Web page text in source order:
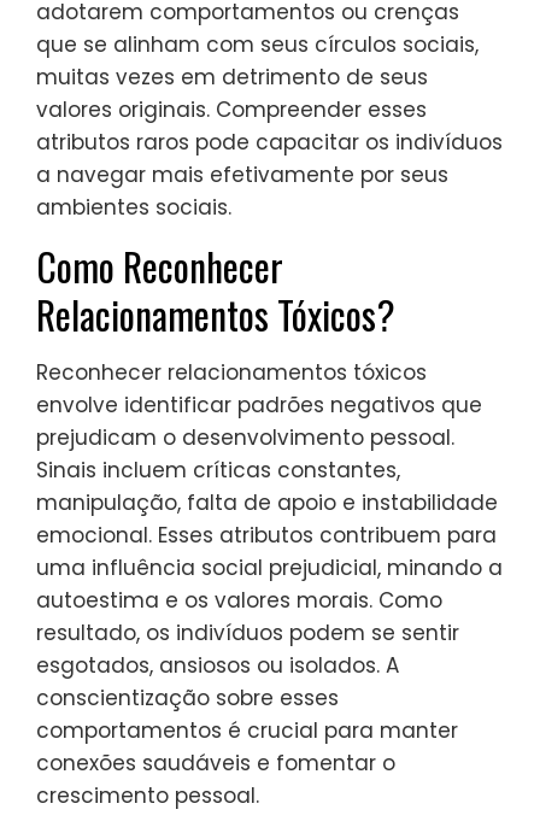
adotarem comportamentos ou crenças
que se alinham com seus círculos sociais,
muitas vezes em detrimento de seus
valores originais. Compreender esses
atributos raros pode capacitar os indivíduos
a navegar mais efetivamente por seus
ambientes sociais.
Como Reconhecer
Relacionamentos Tóxicos?
Reconhecer relacionamentos tóxicos
envolve identificar padrões negativos que
prejudicam o desenvolvimento pessoal.
Sinais incluem críticas constantes,
manipulação, falta de apoio e instabilidade
emocional. Esses atributos contribuem para
uma influência social prejudicial, minando a
autoestima e os valores morais. Como
resultado, os indivíduos podem se sentir
esgotados, ansiosos ou isolados. A
conscientização sobre esses
comportamentos é crucial para manter
conexões saudáveis e fomentar o
crescimento pessoal.